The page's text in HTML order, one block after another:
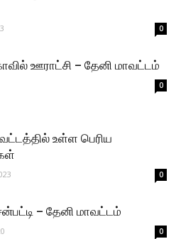
0
ஊராட்சி – தேனி மாவட்டம்
0
உள்ள பெரிய
0
– தேனி மாவட்டம்
0